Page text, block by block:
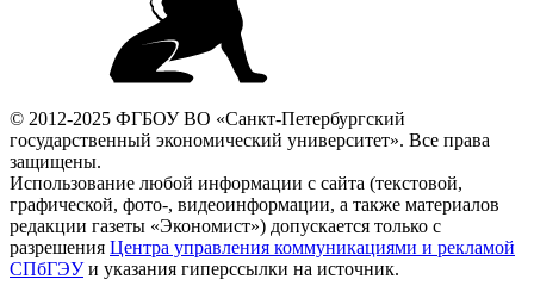
© 2012-2025 ФГБОУ ВО «Санкт-Петербургский
государственный экономический университет». Все права
защищены.
Использование любой информации с сайта (текстовой,
графической, фото-, видеоинформации, а также материалов
редакции газеты «Экономист») допускается только с
разрешения Центра управления коммуникациями и рекламой
СПбГЭУи указания гиперссылки на источник.